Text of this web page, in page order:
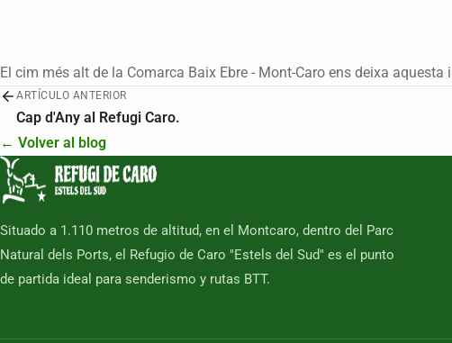
El cim més alt de la Comarca Baix Ebre - Mont-Caro ens deixa
ARTÍCULO ANTERIOR
Cap d'Any al Refugi Caro.
← Volver al blog
Situado a 1.110 metros de altitud, en el Montcaro, dentro del Parc
Natural dels Ports, el Refugio de Caro "Estels del Sud" es el punto
de partida ideal para senderismo y rutas BTT.